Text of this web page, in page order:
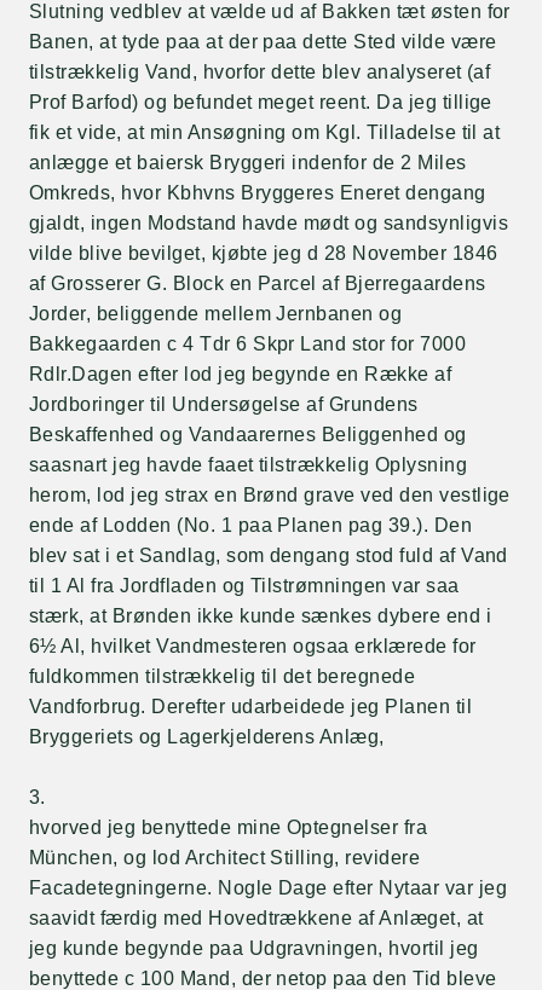
Slutning vedblev at vælde ud af Bakken tæt østen for
Banen, at tyde paa at der paa dette Sted vilde være
tilstrækkelig Vand, hvorfor dette blev analyseret (af
Prof Barfod) og befundet meget reent. Da jeg tillige
fik et vide, at min Ansøgning om Kgl. Tilladelse til at
anlægge et baiersk Bryggeri indenfor de 2 Miles
Omkreds, hvor Kbhvns Bryggeres Eneret dengang
gjaldt, ingen Modstand havde mødt og sandsynligvis
vilde blive bevilget, kjøbte jeg d 28 November 1846
af Grosserer G. Block en Parcel af Bjerregaardens
Jorder, beliggende mellem Jernbanen og
Bakkegaarden c 4 Tdr 6 Skpr Land stor for 7000
Rdlr.Dagen efter lod jeg begynde en Række af
Jordboringer til Undersøgelse af Grundens
Beskaffenhed og Vandaarernes Beliggenhed og
saasnart jeg havde faaet tilstrækkelig Oplysning
herom, lod jeg strax en Brønd grave ved den vestlige
ende af Lodden (No. 1 paa Planen pag 39.). Den
blev sat i et Sandlag, som dengang stod fuld af Vand
til 1 Al fra Jordfladen og Tilstrømningen var saa
stærk, at Brønden ikke kunde sænkes dybere end i
6½ Al, hvilket Vandmesteren ogsaa erklærede for
fuldkommen tilstrækkelig til det beregnede
Vandforbrug. Derefter udarbeidede jeg Planen til
Bryggeriets og Lagerkjelderens Anlæg,
3.
hvorved jeg benyttede mine Optegnelser fra
München, og lod Architect Stilling, revidere
Facadetegningerne. Nogle Dage efter Nytaar var jeg
saavidt færdig med Hovedtrækkene af Anlæget, at
jeg kunde begynde paa Udgravningen, hvortil jeg
benyttede c 100 Mand, der netop paa den Tid bleve